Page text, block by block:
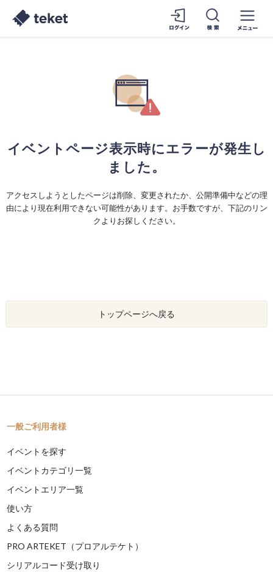
イベントページ表示時にエラーが発生し
ました。
アクセスしようとしたページは削除、変更されたか、公開準備中などの理
由により現在利用できない可能性があります。お手数ですが、下記のリン
クよりお探しください。
トップページへ戻る
一般ご利用者様
イベントを探す
イベントカテゴリ一覧
イベントエリア一覧
使い方
よくある質問
PRO ARTEKET（プロアルテケト）
シリアルコード受け取り